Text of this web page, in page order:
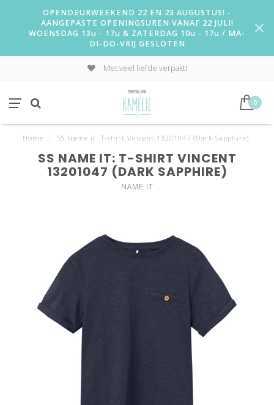
OPENDEURWEEKEND 22 EN 23 AUGUSTUS! -
AANGEPASTE OPENINGSUREN VANAF 22 JULI!
WOENSDAG 13u - 17u & ZATERDAG 10u - 17u / MA-
DI-DO-VRIJ GESLOTEN
Met veel liefde verpakt!
0
Home SS Name it: T-shirt Vincent 13201047 (Dark Sapphire)
SS NAME IT: T-SHIRT VINCENT
13201047 (DARK SAPPHIRE)
NAME IT